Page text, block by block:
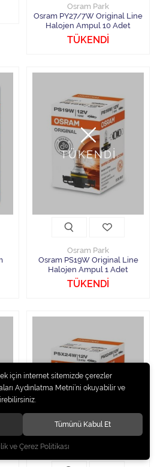
Osram Park
Osram PY27/7W Original Line
Halojen Ampul 10 Adet
TÜKENDİ
TÜKENDİ
Osram Park
Osram PS19W Original Line
Halojen Ampul 1 Adet
TÜKENDİ
için internet sitemizde çerezler
Aydınlatma Metni’ni okuyabilir ve
Tümünü Kabul Et
ve Çerez Politikası